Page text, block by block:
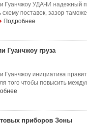
Гуанчжоу УДАЧИ надежный
поставок, зазор
Подробнее
Гуанчжоу груза
Гуанчжоу инициатива
того чтобы повысить
приборов Зоны